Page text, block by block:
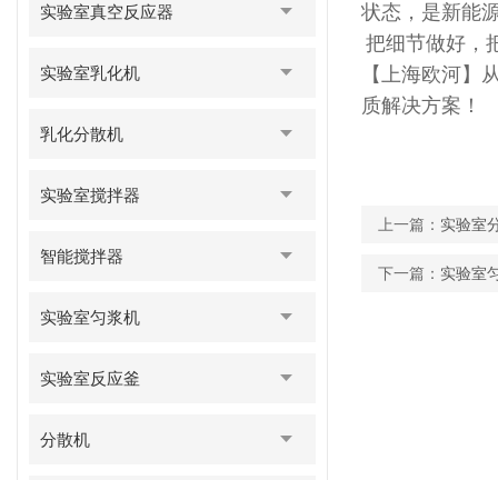
实验室真空反应器
实验室乳化机
乳化分散机
实验室搅拌器
智能搅拌器
实验室匀浆机
实验室反应釜
分散机
状态，是新能
把细节做好，
【上海欧河】
质解决方案！
上一篇： 实验室
下一篇： 实验室